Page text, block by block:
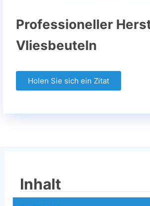
Professioneller
Vliesbeuteln
Holen Sie sich ein Zitat
Inhalt